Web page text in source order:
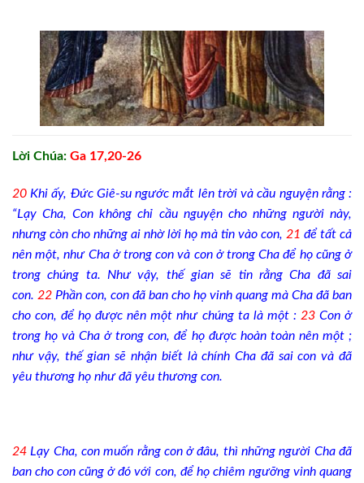
Lời Chúa: Ga 17,20-26
20 Khi ấy, Đức Giê-su ngước mắt lên trời và cầu nguyện rằng :
“Lạy Cha, Con không chỉ cầu nguyện cho những người này,
nhưng còn cho những ai nhờ lời họ mà tin vào con, 21 để tất cả
nên một, như Cha ở trong con và con ở trong Cha để họ cũng ở
trong chúng ta. Như vậy, thế gian sẽ tin rằng Cha đã sai
con. 22 Phần con, con đã ban cho họ vinh quang mà Cha đã ban
cho con, để họ được nên một như chúng ta là một : 23Con ở
trong họ và Cha ở trong con, để họ được hoàn toàn nên một ;
như vậy, thế gian sẽ nhận biết là chính Cha đã sai con và đã
yêu thương họ như đã yêu thương con.
24 Lạy Cha, con muốn rằng con ở đâu, thì những người Cha đã
ban cho con cũng ở đó với con, để họ chiêm ngưỡng vinh quang